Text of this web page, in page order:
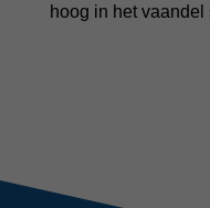
hoog in het vaandel